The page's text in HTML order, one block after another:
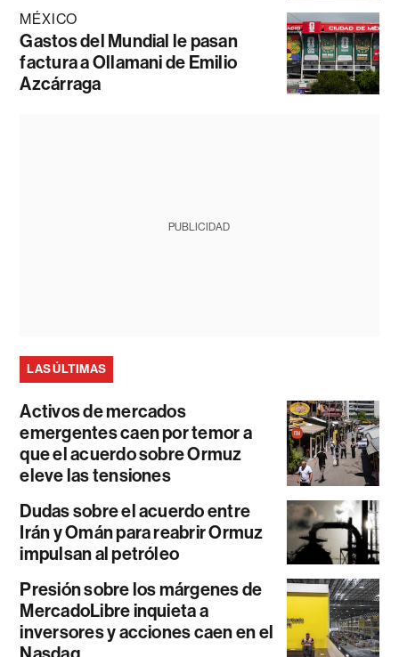
MÉXICO
Gastos del Mundial le pasan
factura a Ollamani de Emilio
Azcárraga
PUBLICIDAD
LAS ÚLTIMAS
Activos de mercados
emergentes caen por temor a
que el acuerdo sobre Ormuz
eleve las tensiones
Dudas sobre el acuerdo entre
Irán y Omán para reabrir Ormuz
impulsan al petróleo
Presión sobre los márgenes de
MercadoLibre inquieta a
inversores y acciones caen en el